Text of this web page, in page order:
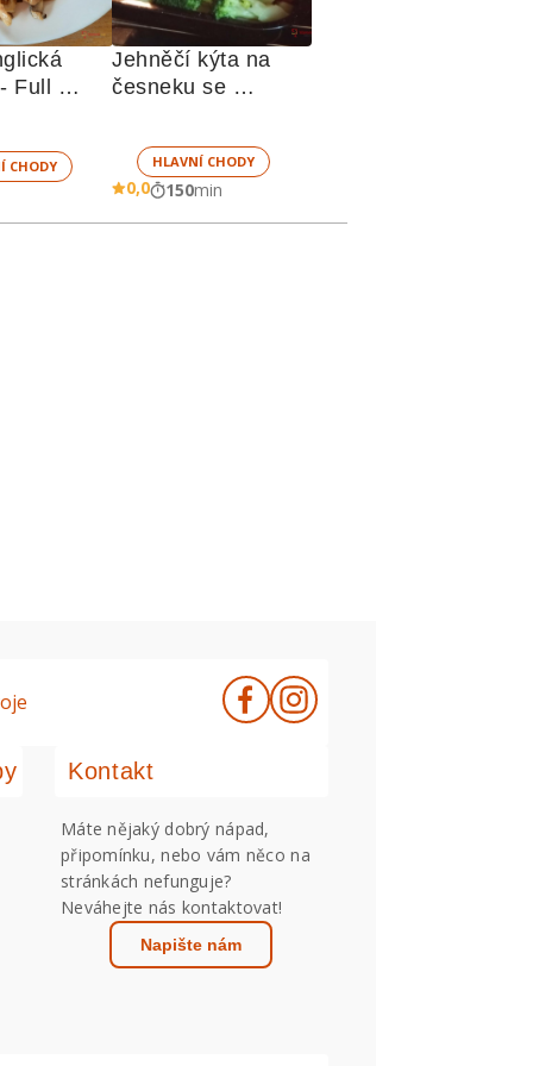
Full
CHODY
Jehněčí kýta na
česneku se
HLAVNÍ CHODY
0,0 150min
Kontakt
Máte nějaký dobrý nápad,
připomínku, nebo vám něco na
stránkách nefunguje?
Neváhejte nás kontaktovat!
Napište nám